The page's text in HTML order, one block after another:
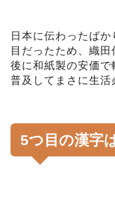
日本に伝わったば
目だったため、織田
後に和紙製の安価で
普及してまさに生活
5つ目の漢字